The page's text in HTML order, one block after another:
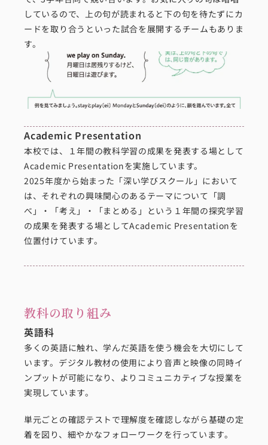
しているので、上の句が読まれると下の句を待たずにカ
ードを取り合うといった試合を展開するチームもありま
す。
Academic Presentation
本校では、１年間の教科学習の成果を発表する場として
Academic Presentationを実施しています。
2025年度から始まった「深い学びスクール」において
は、それぞれの興味関心のあるテーマについて「調
べ」・「考え」・「まとめる」という１年間の探究学習
の成果を発表する場としてAcademic Presentationを
位置付けています。
教科の取り組み
英語科
多くの英語に触れ、学んだ英語を使う機会を大切にして
います。デジタル教材の使用により音声と映像の同時イ
ンプットが可能になり、よりコミュニカティブな授業を
実現しています。
単元ごとの確認テストで理解度を確認しながら基礎の定
着を図り、細やかなフォローワークを行っています。